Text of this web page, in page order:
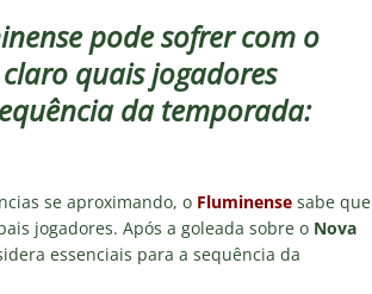
novidade no Maracanã para o clássico contra o Vasco
vai lotar na Copa do Brasil: CET-Rio monta
x Vasco
pode sofrer com o
quais jogadores
da temporada:
se aproximando, o Fluminense sabe que
jogadores. Após a goleada sobre o Nova
essenciais para a sequência da